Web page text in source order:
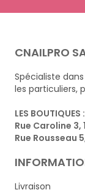
CNAILPRO
Spécialiste
les particuliers,
LES BOUTIQUES :
Rue Caroline 3,
Rue Rousseau
Livraison